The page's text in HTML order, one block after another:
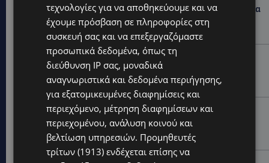
ΛΕΩΦΟΡΟΣ ΤΣΕΡΙΟΥ: Άνοιξε ο δρόμος, αλλά άρχισαν τα
παράπονα των πολιτών – «Έγινε σωστά ο
σχεδιασμός;»
VIBE NEWS
Νέος Γενικός Διευθυντής του Hilton Nicosia ο Ilio
Rodoni
VIBE NEWS
Η Peugeot είναι ο επίσημος συνεργάτης του
Φεστιβάλ Κινηματογράφου της Βενετίας
τεχνολογίες για να αποθηκεύουμε και να
έχουμε πρόσβαση σε πληροφορίες στη
συσκευή σας και να επεξεργαζόμαστε
προσωπικά δεδομένα, όπως τη
διεύθυνση IP σας, μοναδικά
αναγνωριστικά και δεδομένα περιήγησης,
για εξατομικευμένες διαφημίσεις και
περιεχόμενο, μέτρηση διαφημίσεων και
περιεχομένου, ανάλυση κοινού και
βελτίωση υπηρεσιών. Προμηθευτές
τρίτων (1913) ενδέχεται επίσης να